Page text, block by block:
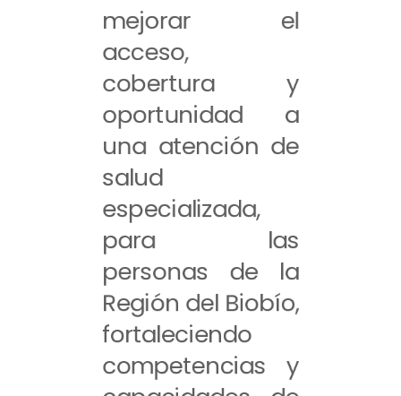
mejorar el
acceso,
cobertura y
oportunidad a
una atención de
salud
especializada,
para las
personas de la
Región del Biobío,
fortaleciendo
competencias y